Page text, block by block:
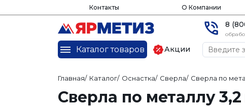
Контакты О Компании
8
Каталог товаров Акции
Главная/ Каталог/ Оснастка/ Сверла/ Сверла по
Сверла по металлу